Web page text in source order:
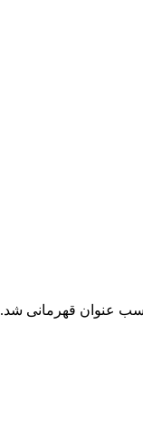
عنوان قهرمانی شد.